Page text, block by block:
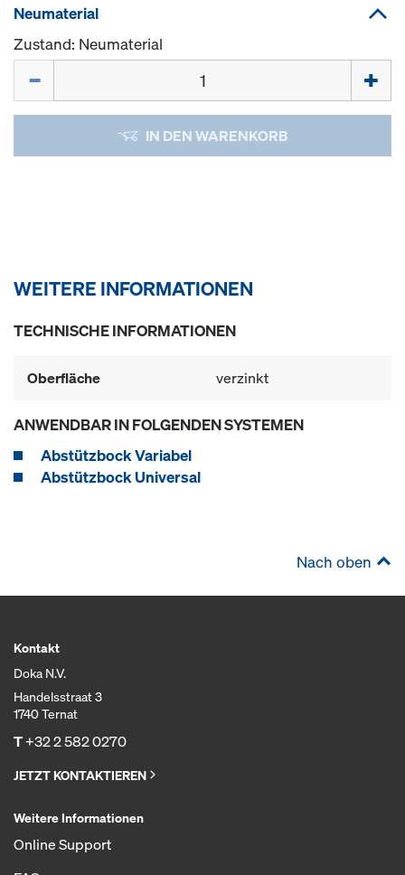
Neumaterial
Zustand: Neumaterial
IN DEN WARENKORB
WEITERE INFORMATIONEN
TECHNISCHE INFORMATIONEN
Oberfläche verzinkt
ANWENDBAR IN FOLGENDEN SYSTEMEN
Abstützbock Variabel
Abstützbock Universal
Nach oben
Kontakt
Doka N.V.
Handelsstraat 3
1740 Ternat
T+32 2 582 0270
JETZT KONTAKTIEREN
Weitere Informationen
Online Support